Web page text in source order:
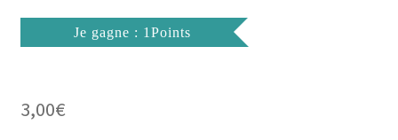
Je gagne : 1Points
3,00€